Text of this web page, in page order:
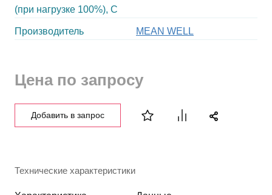
(при нагрузке 100%), C
Производитель MEAN WELL
Цена по запросу
Добавить в запрос
Технические характеристики